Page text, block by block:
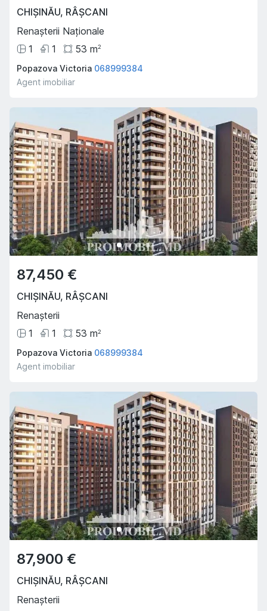
CHIȘINĂU, RÂȘCANI
Renașterii Naționale
1
1 53 m2
Popazova Victoria 068999384
Agent imobiliar
87,450 €
CHIȘINĂU, RÂȘCANI
Renașterii
1
1 53 m2
Popazova Victoria 068999384
Agent imobiliar
87,900 €
CHIȘINĂU, RÂȘCANI
Renașterii